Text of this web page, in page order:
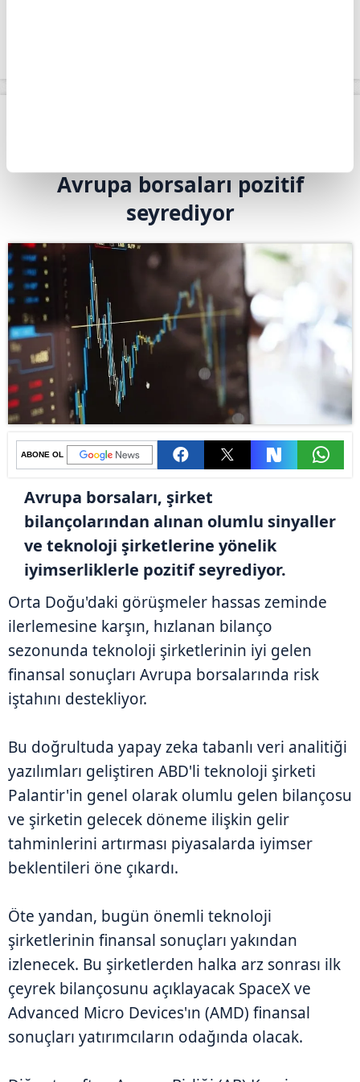
Avrupa borsaları pozitif
seyrediyor
ABONE OL
Avrupa borsaları, şirket
bilançolarından alınan olumlu sinyaller
ve teknoloji şirketlerine yönelik
iyimserliklerle pozitif seyrediyor.
Orta Doğu'daki görüşmeler hassas zeminde
ilerlemesine karşın, hızlanan bilanço
sezonunda teknoloji şirketlerinin iyi gelen
finansal sonuçları Avrupa borsalarında risk
iştahını destekliyor.
Bu doğrultuda yapay zeka tabanlı veri analitiği
yazılımları geliştiren ABD'li teknoloji şirketi
Palantir'in genel olarak olumlu gelen bilançosu
ve şirketin gelecek döneme ilişkin gelir
tahminlerini artırması piyasalarda iyimser
beklentileri öne çıkardı.
Öte yandan, bugün önemli teknoloji
şirketlerinin finansal sonuçları yakından
izlenecek. Bu şirketlerden halka arz sonrası ilk
çeyrek bilançosunu açıklayacak SpaceX ve
Advanced Micro Devices'ın (AMD) finansal
sonuçları yatırımcıların odağında olacak.